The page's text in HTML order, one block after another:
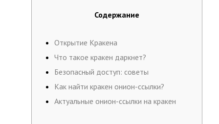
Содержание
Открытие Кракена
Что такое кракен даркнет?
Безопасный доступ: советы
Как найти кракен онион-ссылки?
Актуальные онион-ссылки на кракен